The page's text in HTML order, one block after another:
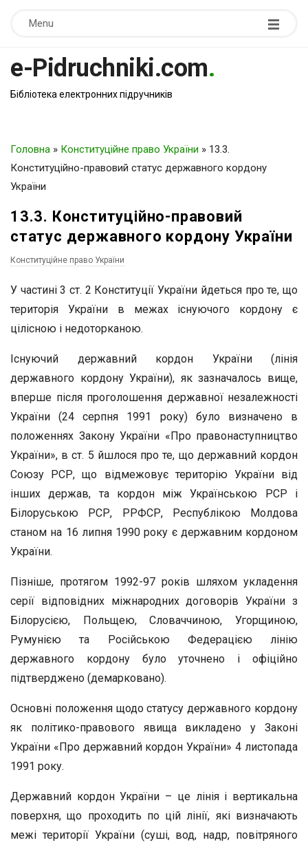
Menu
e-Pidruchniki.com.
Бібліотека електронних підручників
Головна » Конституційне право України » 13.3.
Конституційно-правовий статус державного кордону
України
13.3. Конституційно-правовий
статус державного кордону України
Конституційне право України
У частині 3 ст. 2 Конституції України йдеться про те, що
територія України в межах існуючого кордону є
цілісною і недоторканою.
Існуючий державний кордон України (лінія
державного кордону України), як зазначалось вище,
вперше після проголошення державної незалежності
України (24 серпня 1991 року) було визначено в
положеннях Закону України «Про правонаступництво
України», в ст. 5 йшлося про те, що державний кордон
Союзу РСР, що відмежовує територію України від
інших держав, та кордон між Українською РСР і
Білоруською РСР, РРФСР, Республікою Молдова
станом на 16 липня 1990 року є державним кордоном
України.
Пізніше, протягом 1992-97 років шляхом укладення
серії відповідних міжнародних договорів України з
Білорусією, Польщею, Словаччиною, Угорщиною,
Румунією та Російською Федерацією лінію
державного кордону було уточнено і офіційно
підтверджено (демарковано).
Основні положення щодо статусу державного кордону
як політико-правового явища викладено у Законі
України «Про державний кордон України» 4 листопада
1991 року.
Державний кордон України – це лінія і вертикальна
поверхня, що проходить по цій лінії, які визначають
межі території України (суші, вод, надр, повітряного